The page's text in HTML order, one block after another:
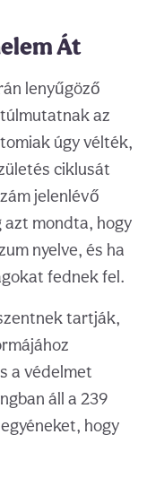
Át
lenyűgöző
az
úgy vélték,
ciklusát
jelenlévő
azt mondta, hogy
nyelve, és ha
fednek fel.
tartják,
a védelmet
áll a 239
hogy